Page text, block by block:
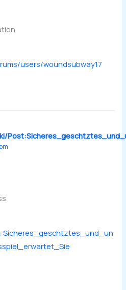
users/woundsubway17